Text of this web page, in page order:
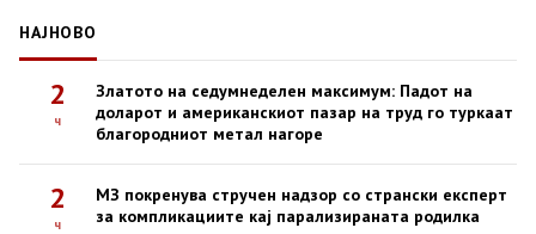
НАЈНОВО
2
ч
Златото на седумнеделен максимум: Падот на
доларот и американскиот пазар на труд го туркаат
благородниот метал нагоре
2
ч
МЗ покренува стручен надзор со странски експерт
за компликациите кај парализираната родилка